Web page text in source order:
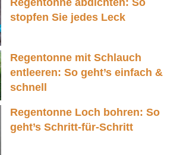
Regentonne abdichten: So
stopfen Sie jedes Leck
Regentonne mit Schlauch
entleeren: So geht’s einfach &
schnell
Regentonne Loch bohren: So
geht’s Schritt-für-Schritt